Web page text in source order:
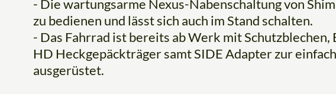
- Die wartungsarme Nexus-Nabenschaltung von
zu bedienen und lässt sich auch im Stand schalten.
- Das Fahrrad ist bereits ab Werk mit
HD Heckgepäckträger samt SIDE Adapter zur
ausgerüstet.